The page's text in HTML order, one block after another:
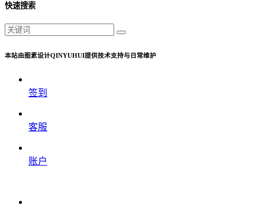
快速搜索
本站由图素设计QINYUHUI提供技术支持与日常维护
签到
客服
账户